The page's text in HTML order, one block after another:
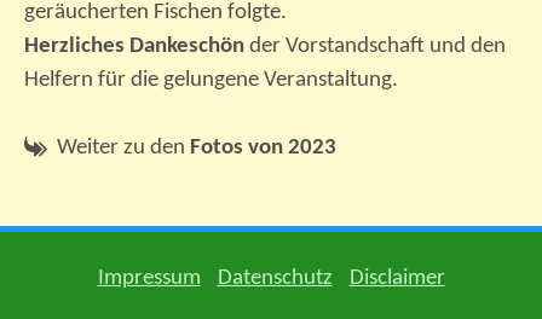
geräucherten Fischen folgte.
Herzliches Dankeschön der Vorstandschaft und den
Helfern für die gelungene Veranstaltung.
Weiter zu den Fotos von 2023
Impressum Datenschutz Disclaimer